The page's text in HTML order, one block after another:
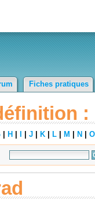
Fiches pratiques
:
H J K L M N O